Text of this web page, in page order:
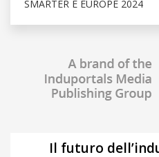
SMARTER E EUROPE 2024
Il futuro